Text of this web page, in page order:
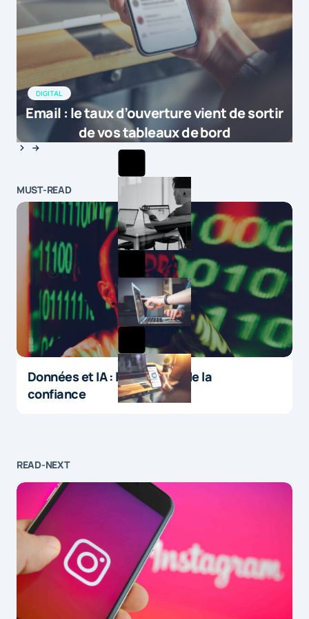
DIGITAL
Email : le taux d’ouverture vient de sortir
de vos tableaux de bord
MUST-READ
Données et IA : le paradoxe de la
confiance
READ-NEXT